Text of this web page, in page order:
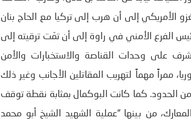
الأمريكي إلى أن هرب إلى تركيا مع الحاج بنان
الفرع الأمني في راوة إلى أن تمّت ترقيته إلى
على وحدات القناصة والاستخبارات والأمن
ممراً مهماً لتهريب المقاتلين الأجانب وغير ذلك
الحدود. كما كانت البوكمال بمثابة نقطة توقف
من بينها “عملية الشهيد الشيخ أبو محمد